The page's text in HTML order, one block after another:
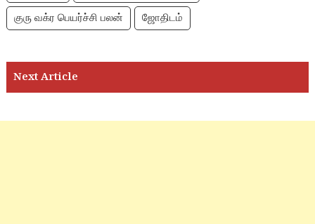
குரு வக்ர பெயர்ச்சி பலன்
ஜோதிடம்